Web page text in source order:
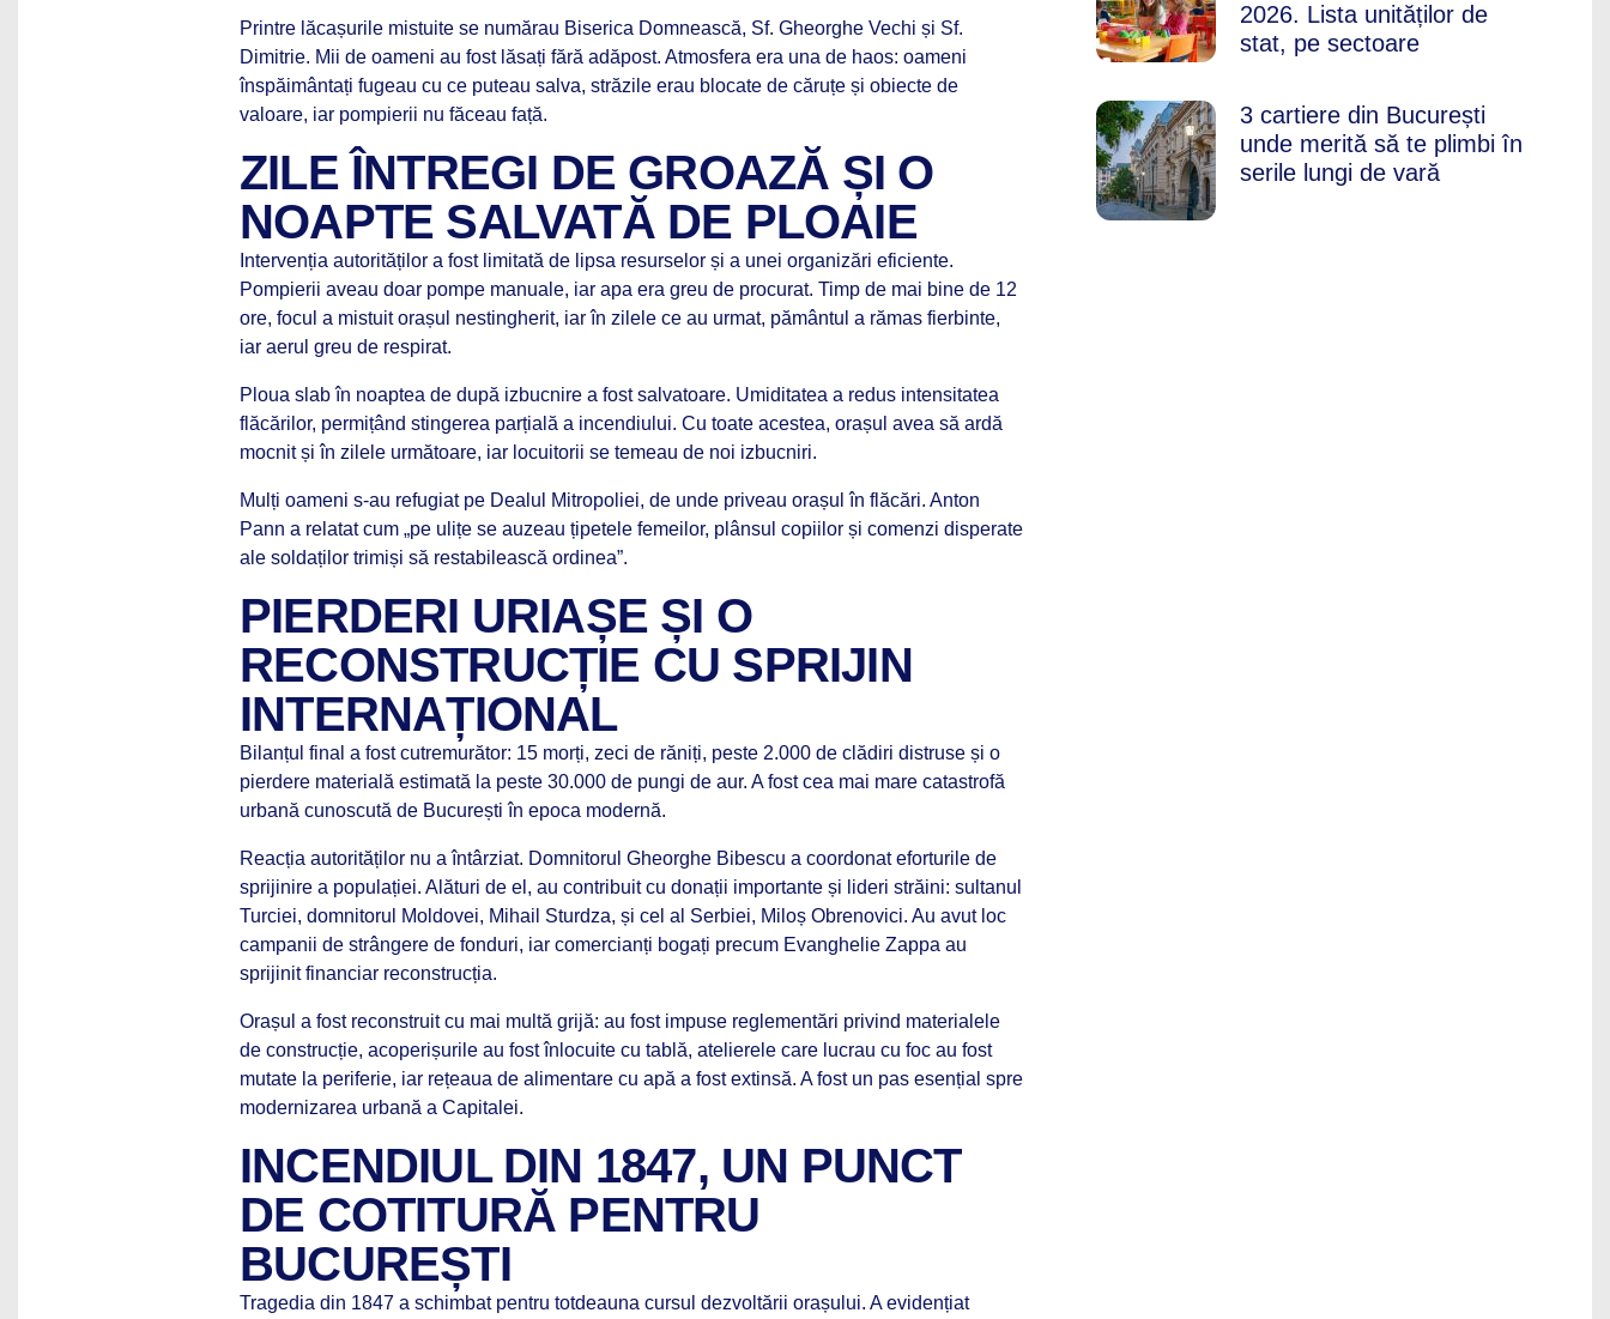
Printre lăcașurile mistuite se numărau Biserica Domnească, Sf. Gheorghe Vechi și Sf.
Dimitrie. Mii de oameni au fost lăsați fără adăpost. Atmosfera era una de haos: oameni
înspăimântați fugeau cu ce puteau salva, străzile erau blocate de căruțe și obiecte de
valoare, iar pompierii nu făceau față.
ZILE ÎNTREGI DE GROAZĂ ȘI O
NOAPTE SALVATĂ DE PLOAIE
Intervenția autorităților a fost limitată de lipsa resurselor și a unei organizări eficiente.
Pompierii aveau doar pompe manuale, iar apa era greu de procurat. Timp de mai bine de 12
ore, focul a mistuit orașul nestingherit, iar în zilele ce au urmat, pământul a rămas fierbinte,
iar aerul greu de respirat.
Ploua slab în noaptea de după izbucnire a fost salvatoare. Umiditatea a redus intensitatea
flăcărilor, permițând stingerea parțială a incendiului. Cu toate acestea, orașul avea să ardă
mocnit și în zilele următoare, iar locuitorii se temeau de noi izbucniri.
Mulți oameni s-au refugiat pe Dealul Mitropoliei, de unde priveau orașul în flăcări. Anton
Pann a relatat cum „pe ulițe se auzeau țipetele femeilor, plânsul copiilor și comenzi disperate
ale soldaților trimiși să restabilească ordinea”.
PIERDERI URIAȘE ȘI O
RECONSTRUCȚIE CU SPRIJIN
INTERNAȚIONAL
Bilanțul final a fost cutremurător: 15 morți, zeci de răniți, peste 2.000 de clădiri distruse și o
pierdere materială estimată la peste 30.000 de pungi de aur. A fost cea mai mare catastrofă
urbană cunoscută de București în epoca modernă.
Reacția autorităților nu a întârziat. Domnitorul Gheorghe Bibescu a coordonat eforturile de
sprijinire a populației. Alături de el, au contribuit cu donații importante și lideri străini: sultanul
Turciei, domnitorul Moldovei, Mihail Sturdza, și cel al Serbiei, Miloș Obrenovici. Au avut loc
campanii de strângere de fonduri, iar comercianți bogați precum Evanghelie Zappa au
sprijinit financiar reconstrucția.
Orașul a fost reconstruit cu mai multă grijă: au fost impuse reglementări privind materialele
de construcție, acoperișurile au fost înlocuite cu tablă, atelierele care lucrau cu foc au fost
mutate la periferie, iar rețeaua de alimentare cu apă a fost extinsă. A fost un pas esențial spre
modernizarea urbană a Capitalei.
INCENDIUL DIN 1847, UN PUNCT
DE COTITURĂ PENTRU
BUCUREȘTI
Tragedia din 1847 a schimbat pentru totdeauna cursul dezvoltării orașului. A evidențiat
2026. Lista unităților de
stat, pe sectoare
3 cartiere din București
unde merită să te plimbi în
serile lungi de vară